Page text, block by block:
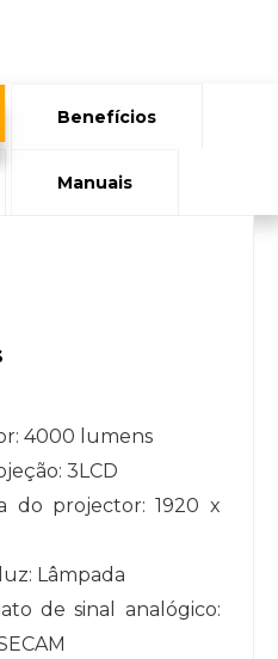
Benefícios
Manuais
4000 lumens
3LCD
do projector: 1920 x
Lâmpada
de sinal analógico: